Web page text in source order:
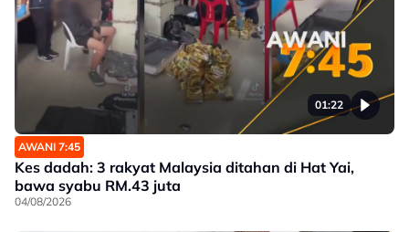
01:22
AWANI 7:45
Kes dadah: 3 rakyat Malaysia ditahan di Hat Yai,
bawa syabu RM.43 juta
04/08/2026